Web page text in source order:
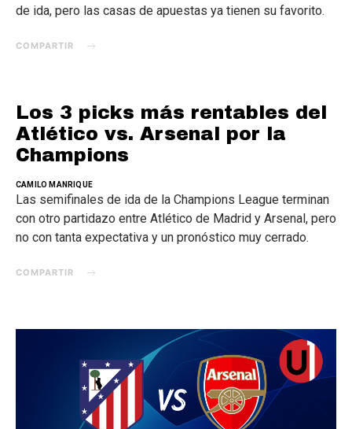
de ida, pero las casas de apuestas ya tienen su favorito.
COMPARTIR
Los 3 picks más rentables del
Atlético vs. Arsenal por la
Champions
CAMILO MANRIQUE
Las semifinales de ida de la Champions League terminan
con otro partidazo entre Atlético de Madrid y Arsenal, pero
no con tanta expectativa y un pronóstico muy cerrado.
COMPARTIR